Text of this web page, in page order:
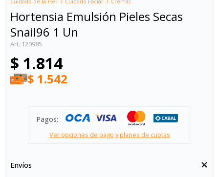
Cuidado de la Piel Cuidado Facial Cremas
Hortensia Emulsión Pieles Secas
Snail96 1 Un
120985
$ 1.814
$ 1.542
Pagos:
Ver opciones de pago y planes de cuotas
Envíos